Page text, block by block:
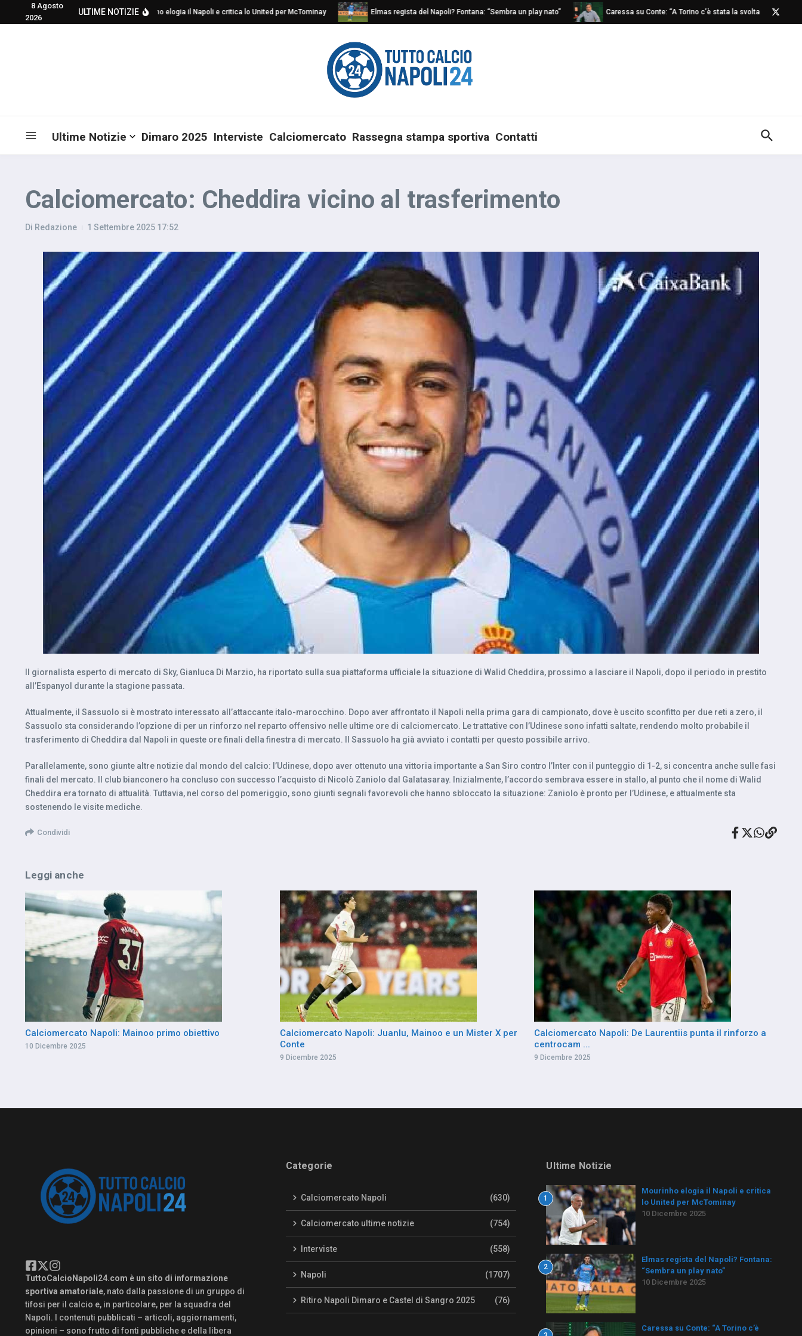
Salta al contenuto
8 Agosto
2026
ULTIME NOTIZIEMourinho elogia il Napoli e critica lo United per McTominay Elmas regista del Napoli? Fontana: “Sembra un play nato” Caressa su Conte: “A Torino c’è stata la svolta”
Ultime Notizie Dimaro 2025 Interviste Calciomercato Rassegna stampa sportiva Contatti
Calciomercato: Cheddira vicino al trasferimento
Di Redazione 1 Settembre 2025 17:52
Il giornalista esperto di mercato di Sky, Gianluca Di Marzio, ha riportato sulla sua piattaforma ufficiale la situazione di Walid Cheddira, prossimo a lasciare il Napoli, dopo il periodo in prestito
all’Espanyol durante la stagione passata.
Attualmente, il Sassuolo si è mostrato interessato all’attaccante italo-marocchino. Dopo aver affrontato il Napoli nella prima gara di campionato, dove è uscito sconfitto per due reti a zero, il
Sassuolo sta considerando l’opzione di per un rinforzo nel reparto offensivo nelle ultime ore di calciomercato. Le trattative con l’Udinese sono infatti saltate, rendendo molto probabile il
trasferimento di Cheddira dal Napoli in queste ore finali della finestra di mercato. Il Sassuolo ha già avviato i contatti per questo possibile arrivo.
Parallelamente, sono giunte altre notizie dal mondo del calcio: l’Udinese, dopo aver ottenuto una vittoria importante a San Siro contro l’Inter con il punteggio di 1-2, si concentra anche sulle fasi
finali del mercato. Il club bianconero ha concluso con successo l’acquisto di Nicolò Zaniolo dal Galatasaray. Inizialmente, l’accordo sembrava essere in stallo, al punto che il nome di Walid
Cheddira era tornato di attualità. Tuttavia, nel corso del pomeriggio, sono giunti segnali favorevoli che hanno sbloccato la situazione: Zaniolo è pronto per l’Udinese, e attualmente sta
sostenendo le visite mediche.
Condividi
Leggi anche
Calciomercato Napoli: Mainoo primo obiettivo
10 Dicembre 2025
Calciomercato Napoli: Juanlu, Mainoo e un Mister X per
Conte
9 Dicembre 2025
Calciomercato Napoli: De Laurentiis punta il rinforzo a
centrocam ...
9 Dicembre 2025
TuttoCalcioNapoli24.com è un sito di informazione
sportiva amatoriale, nato dalla passione di un gruppo di
tifosi per il calcio e, in particolare, per la squadra del
Napoli. I contenuti pubblicati – articoli, aggiornamenti,
opinioni – sono frutto di fonti pubbliche e della libera
Categorie
Calciomercato Napoli (630)
Calciomercato ultime notizie (754)
Interviste (558)
Napoli (1707)
Ritiro Napoli Dimaro e Castel di Sangro 2025 (76)
Ultime Notizie
1
Mourinho elogia il Napoli e critica
lo United per McTominay
10 Dicembre 2025
2
Elmas regista del Napoli? Fontana:
“Sembra un play nato”
10 Dicembre 2025
Caressa su Conte: “A Torino c’è